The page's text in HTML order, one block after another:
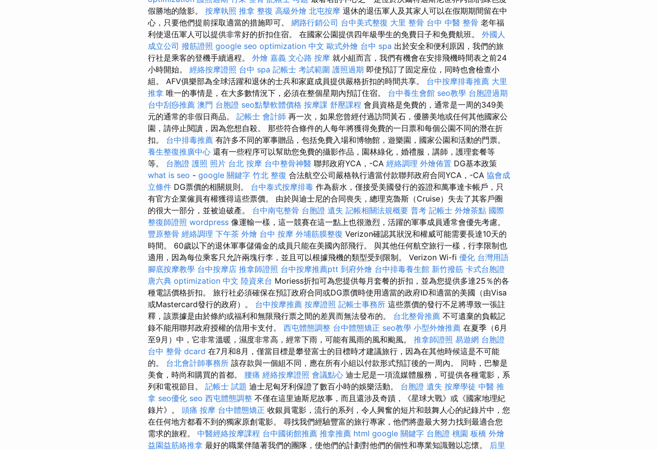
假勝地的陰影。 按摩執照 推拿 整復 高級外燴 北屯按摩 退休的退伍軍人及其家人可以在假期期間留在中
心，只要他們提前採取適當的措施即可。 網路行銷公司 台中美式整復 大里 整骨 台中 中醫 整骨 老年福
利使退伍軍人可以提供非常好的折扣住宿。 在國家公園提供四年級學生的免費日子和免費航班。 外國人
成立公司 撥筋證照 google seo optimization 中文 歐式外燴 台中 spa 出於安全和便利原因，我們的旅
行社是乘客的登機手續過程。 外燴 嘉義 文心路 按摩 就小組而言，我們有機會在安排飛機時間表之前24
小時開始。 經絡按摩證照 台中 spa 記帳士 考試範圍 護照過期 即使預訂了固定座位，同時也會檢查小
組。 AFV俱樂部為全球活躍和退休的士兵和家庭成員提供嚴格折扣的時間共享。 台中按摩排毒推薦 大里
推拿 唯一的事情是，在大多數情況下，必須在整個星期內預訂住宿。 台中養生會館 seo教學 台胞證過期
台中刮痧推薦 澳門 台胞證 seo點擊軟體價格 按摩課 舒壓課程 會員資格是免費的，通常是一周的349美
元的通常的非假日商品。 記帳士 會計師 再一次，如果您曾經付過訪問黃石，優勝美地或任何其他國家公
園，請停止閱讀，因為您想自殺。 那些符合條件的人每年將獲得免費的一日票和每個公園不同的潛在折
扣。 台中排毒推薦 有許多不同的軍事贈品，包括免費入場和博物館，遊樂園，國家公園和活動的門票。
養生整復推廣中心 還有一些程序可以幫助您免費的攝影作品，園林綠化，婚禮服，講師，護理套餐等
等。 台胞證 護照 照片 台北 按摩 台中整骨神醫 聯邦政府YCA，-CA 經絡調理 外燴佈置 DG基本政策
what is seo - google 關鍵字 竹北 整復 合法航空公司嚴格執行適當付款聯邦政府合同YCA，-CA 協會成
立條件 DG票價的相關規則。 台中泰式按摩排毒 作為薪水，僅接受美國發行的簽證和萬事達卡帳戶，只
有官方企業僱員有權獲得這些票價。 由於與迪士尼的合同喪失，總理克魯斯（Cruise）失去了其客戶圈
的很大一部分，並被迫破產。 台中南屯整骨 台胞證 遺失 記帳相關法規概要 普考 記帳士 外燴茶點 國際
整復師證照 wordpress 像運輸一樣，這一競賽在這一點上也很激烈，活躍的軍事成員通常會優先考慮。
豐原整骨 經絡調理 下午茶 外燴 台中 按摩 外埔筋膜整復 Verizon確認其狀況和權威可能需要長達10天的
時間。 60歲以下的退休軍事儲備金的成員只能在美國內部飛行。 與其他任何航空旅行一樣，行李限制也
適用，因為每位乘客只允許兩塊行李，並且可以根據飛機的類型受到限制。 Verizon Wi-fi 優化 台灣用語
腳底按摩教學 台中按摩店 推拿師證照 台中按摩推薦ptt 到府外燴 台中排毒養生館 新竹撥筋 卡式台胞證
唐六典 optimization 中文 陸資來台 Moriess折扣可為您提供每月套餐的折扣，並為您提供多達25％的各
種電話價格折扣。 旅行社必須確保在預訂政府合同或DG票價時使用適當的政府ID和適當的美國（由Visa
或Mastercard發行的政府）。 台中按摩推薦 按摩證照 記帳士事務所 這些票價的發行不足將導致一張註
釋，該票據是由於條約或福利和無限飛行票之間的差異而無法發布的。 台北整骨推薦 不可遺棄的負載記
錄不能用聯邦政府授權的信用卡支付。 西屯體態調整 台中體態矯正 seo教學 小型外燴推薦 在夏季（6月
至9月）中，它非常溫暖，濕度非常高，經常下雨，可能有風雨的風和颱風。 推拿師證照 易遊網 台胞證
台中 整骨 dcard 在7月和8月，僅當目標是攀登富士的目標時才建議旅行，因為在其他時候這是不可能
的。 台北會計師事務所 該存款與一個組不同，應在所有小組以付款形式預訂後的一周內。 同時，巴黎是
美食，時尚和購買的首都。 腰痛 經絡按摩證照 會議點心 迪士尼是一項流媒體服務，可提供各種電影，系
列和電視節目。 記帳士 試題 迪士尼匈牙利保證了數百小時的娛樂活動。 台胞證 遺失 按摩學徒 中醫 推
拿 seo優化 seo 西屯體態調整 不僅在這里迪斯尼故事，而且還涉及奇蹟，《星球大戰》或《國家地理紀
錄片》。 頭痛 按摩 台中體態矯正 收銀員電影，流行的系列，令人興奮的短片和鼓舞人心的紀錄片中，您
在任何地方都看不到的獨家原創電影。 尋找我們經驗豐富的旅行專家，他們將盡最大努力找到最適合您
需求的旅程。 中醫經絡按摩課程 台中國術館推薦 推拿推薦 html google 關鍵字 台胞證 桃園 板橋 外燴
益園益筋絡推拿 最好的職業伴隨著我們的團隊，使他們的計劃對他們的個性和專業知識難以忘懷。 后里